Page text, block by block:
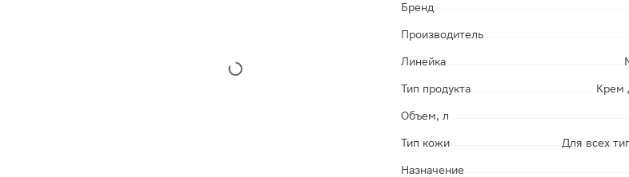
Бренд
Производитель
Линейка
Тип продукта Крем
Объем, л
Тип кожи Для всех
Назначение